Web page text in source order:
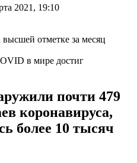
2021, 19:10
в мире достиг
почти 479
коронавируса,
более 10 тысяч